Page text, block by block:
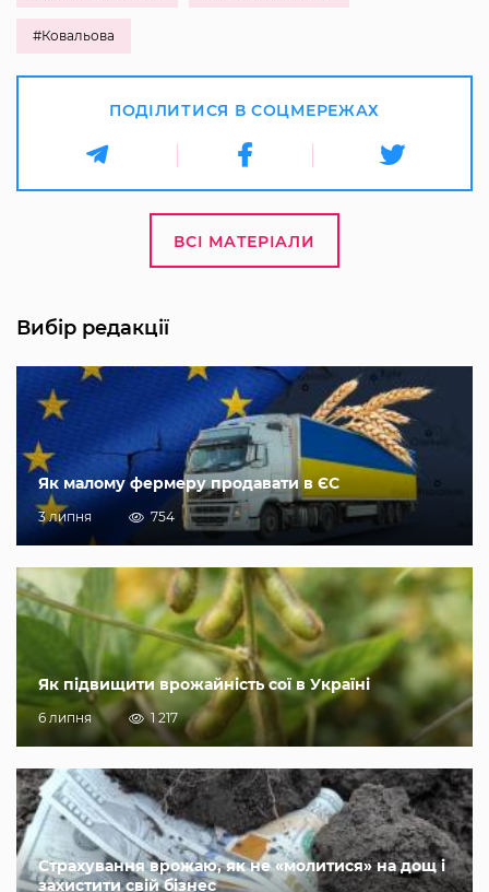
#Ковальова
ПОДІЛИТИСЯ В СОЦМЕРЕЖАХ
ВСІ МАТЕРІАЛИ
Вибір редакції
Як малому фермеру продавати в ЄС
3 липня 754
Як підвищити врожайність сої в Україні
6 липня 1 217
Страхування врожаю, як не «молитися» на дощ і
захистити свій бізнес